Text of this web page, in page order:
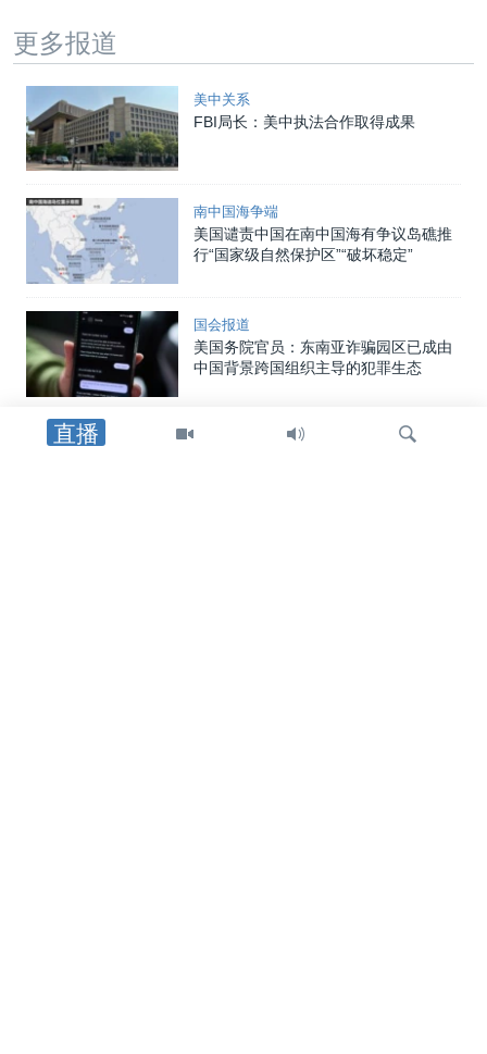
直播
更多报道
美中关系
FBI局长：美中执法合作取得成果
南中国海争端
美国谴责中国在南中国海有争议岛礁推
行“国家级自然保护区”“破坏稳定”
国会报道
美国务院官员：东南亚诈骗园区已成由
中国背景跨国组织主导的犯罪生态